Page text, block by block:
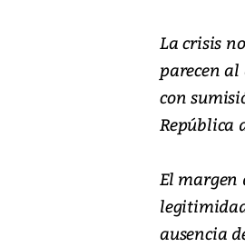
La crisis
parecen
con
República
El margen
ausencia